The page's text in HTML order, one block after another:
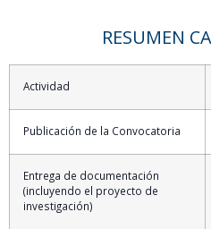
RESUMEN
Actividad
Publicación de la Convocatoria
Entrega de documentación
(incluyendo el proyecto de
investigación)